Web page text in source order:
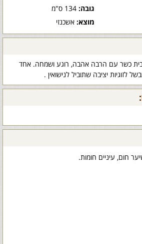
גובה:134 ס"מ
מוצא:אשכנזי
כשר עם הרבה אהבה, רוגע ושמחה. אחד
יציבה שתוביל לנישואין .
חום, עיניים חומות.